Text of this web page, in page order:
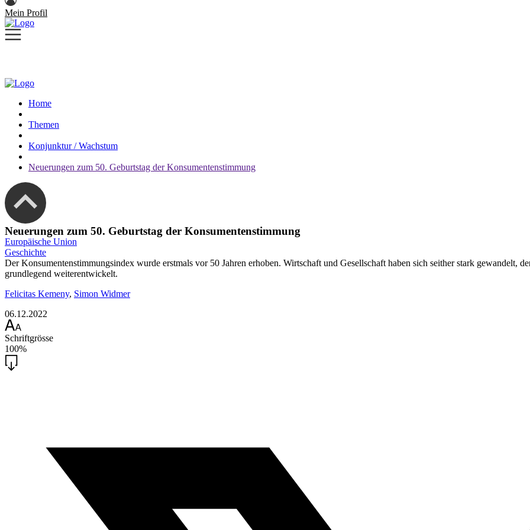
Mein Profil
Home
Themen
Konjunktur / Wachstum
Neuerungen zum 50. Geburtstag der Konsumentenstimmung
Neuerungen zum 50. Geburtstag der Konsumentenstimmung
Europäische Union
Geschichte
Der Konsumentenstimmungsindex wurde erstmals vor 50 Jahren erhoben. Wirtschaft und Gesellschaft haben sich seither stark gewandelt,
grundlegend weiterentwickelt.
Felicitas Kemeny, Simon Widmer
06.12.2022
Schriftgrösse
100%